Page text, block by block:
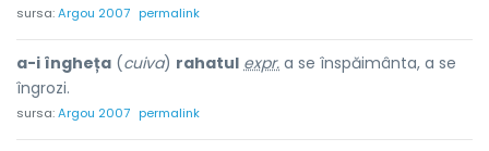
sursa:Argou 2007 permalink
a-i îngheța (cuiva) rahatul expr. a se înspăimânta, a se
îngrozi.
sursa:Argou 2007 permalink